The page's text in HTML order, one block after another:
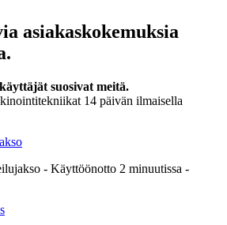
asiakaskokemuksia
suosivat meitä.
14 päivän ilmaisella
- Käyttöönotto 2 minuutissa -